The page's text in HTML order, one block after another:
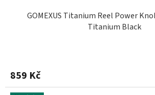
GOMEXUS Titanium Reel Power
Titanium Black
859 Kč